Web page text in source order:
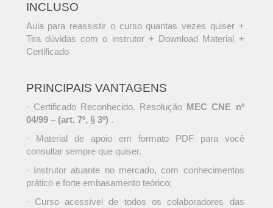
INCLUSO
Aula para reassistir o curso quantas vezes quiser +
Tira dúvidas com o instrutor + Download Material +
Certificado
PRINCIPAIS VANTAGENS
· Certificado Reconhecido. Resolução MEC CNE nº
04/99 – (art. 7º, § 3º) .
· Material de apoio em formato PDF para você
consultar sempre que quiser.
· Instrutor atuante no mercado, com conhecimentos
prático e forte embasamento teórico;
· Curso acessível de todos os colaboradores das